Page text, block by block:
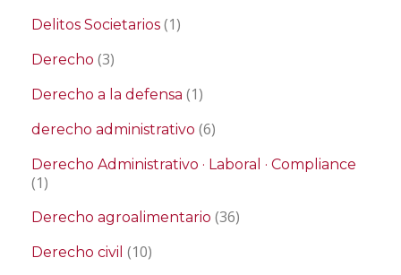
Delitos Societarios (1)
Derecho (3)
Derecho a la defensa (1)
derecho administrativo (6)
Derecho Administrativo · Laboral · Compliance
(1)
Derecho agroalimentario (36)
Derecho civil (10)